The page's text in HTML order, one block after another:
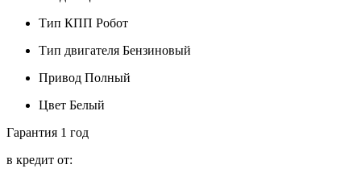
Тип КПП Робот
Тип двигателя Бензиновый
Привод Полный
Цвет Белый
Гарантия 1 год
в кредит от: